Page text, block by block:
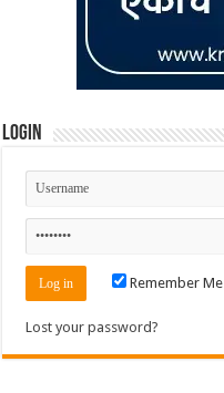
Login
Remember Me
Lost your password?